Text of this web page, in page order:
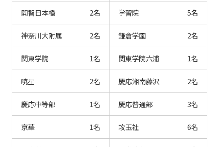
開智日本橋 2名 学習院 5名
神奈川大附属 2名 鎌倉学園 2名
関東学院 1名 関東学院六浦 1名
暁星 2名 慶応湘南藤沢 2名
慶応中等部 1名 慶応普通部 3名
京華 1名 攻玉社 6名